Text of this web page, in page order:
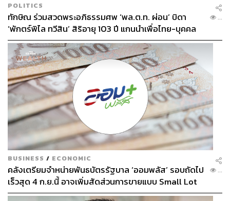
POLITICS
ทักษิณ ร่วมสวดพระอภิธรรมศพ ‘พล.ต.ท. ผ่อน’ บิดา
‘พักตร์พิไล ทวีสิน’ สิริอายุ 103 ปี แกนนำเพื่อไทย-บุคคล
หลากวงการร่วมอาลัย
...
BUSINESS / ECONOMIC
คลังเตรียมจำหน่ายพันธบัตรรัฐบาล ‘ออมพลัส’ รอบถัดไป
เร็วสุด 4 ก.ย.นี้ อาจเพิ่มสัดส่วนการขายแบบ Small Lot
First มากขึ้น
...